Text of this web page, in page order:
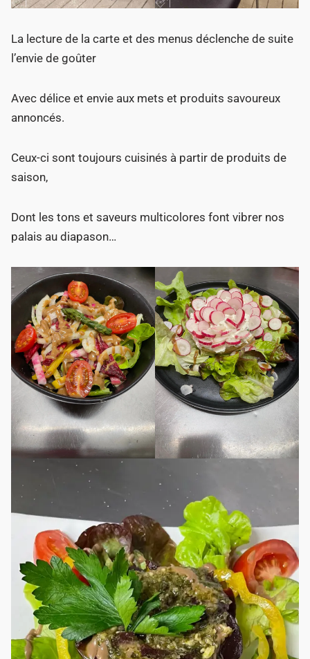
La lecture de la carte et des menus déclenche de suite
l’envie de goûter
Avec délice et envie aux mets et produits savoureux
annoncés.
Ceux-ci sont toujours cuisinés à partir de produits de
saison,
Dont les tons et saveurs multicolores font vibrer nos
palais au diapason…